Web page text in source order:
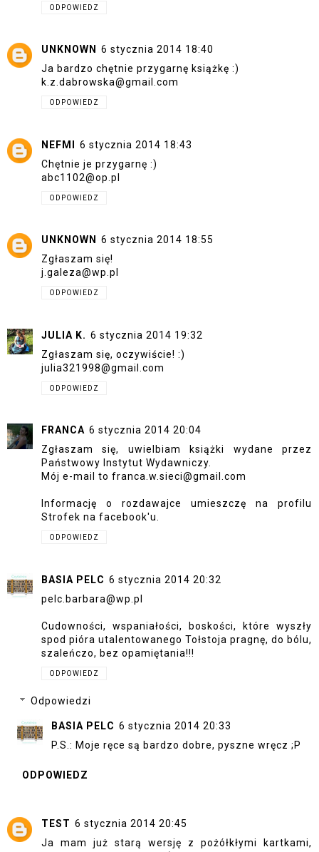
ODPOWIEDZ
UNKNOWN
6 stycznia 2014 18:40
Ja bardzo chętnie przygarnę książkę :)
k.z.dabrowska@gmail.com
ODPOWIEDZ
NEFMI 6 stycznia 2014 18:43
Chętnie je przygarnę :)
abc1102@op.pl
ODPOWIEDZ
UNKNOWN
6 stycznia 2014 18:55
Zgłaszam się!
j.galeza@wp.pl
ODPOWIEDZ
JULIA K. 6 stycznia 2014 19:32
Zgłaszam się, oczywiście! :)
julia321998@gmail.com
ODPOWIEDZ
FRANCA 6 stycznia 2014 20:04
Zgłaszam się, uwielbiam książki wydane przez
Państwowy Instytut Wydawniczy.
Mój e-mail to franca.w.sieci@gmail.com
Informację o rozdawajce umieszczę na profilu
Strofek na facebook'u.
ODPOWIEDZ
BASIA PELC 6 stycznia 2014 20:32
pelc.barbara@wp.pl
Cudowności, wspaniałości, boskości, które wyszły
spod pióra utalentowanego Tołstoja pragnę, do bólu,
szaleńczo, bez opamiętania!!!
ODPOWIEDZ
Odpowiedzi
BASIA PELC 6 stycznia 2014 20:33
P.S.: Moje ręce są bardzo dobre, pyszne wręcz ;P
ODPOWIEDZ
TEST 6 stycznia 2014 20:45
Ja mam już starą wersję z pożółkłymi kartkami,